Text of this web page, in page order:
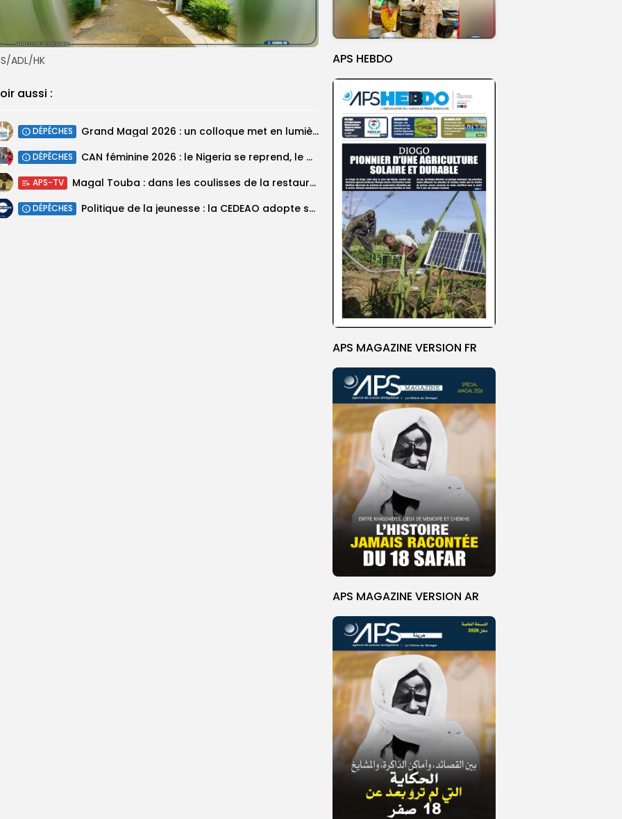
APS HEBDO
APS MAGAZINE VERSION FR
APS MAGAZINE VERSION AR
ADL/HK
aussi :
DÉPÊCHES Grand Magal 2026 : un colloque met en lumière la portée universelle...
DÉPÊCHES ‎CAN féminine 2026 : le Nigeria se reprend, le Malawi surprend encore...
APS-TV Magal Touba : dans les coulisses de la restauration de la presse...
DÉPÊCHES Politique de la jeunesse : la CEDEAO adopte son plan d’actions stratégiques...